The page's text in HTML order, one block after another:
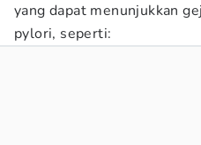
yang dapat menunjukkan
pylori, seperti: